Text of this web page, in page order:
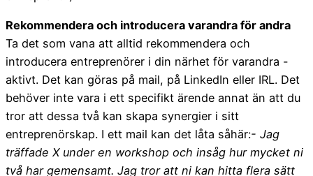
Rekommendera och introducera varandra för andra
Ta det som vana att alltid rekommendera och
introducera entreprenörer i din närhet för varandra -
aktivt. Det kan göras på mail, på LinkedIn eller IRL. Det
behöver inte vara i ett specifikt ärende annat än att du
tror att dessa två kan skapa synergier i sitt
entreprenörskap. I ett mail kan det låta såhär:- Jag
träffade X under en workshop och insåg hur mycket ni
två har gemensamt. Jag tror att ni kan hitta flera sätt